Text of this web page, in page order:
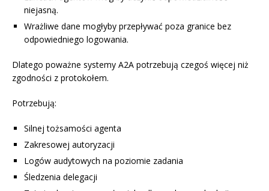
niejasną.
Wrażliwe dane mogłyby przepływać poza granice bez
odpowiedniego logowania.
Dlatego poważne systemy A2A potrzebują czegoś więcej niż
zgodności z protokołem.
Potrzebują:
Silnej tożsamości agenta
Zakresowej autoryzacji
Logów audytowych na poziomie zadania
Śledzenia delegacji